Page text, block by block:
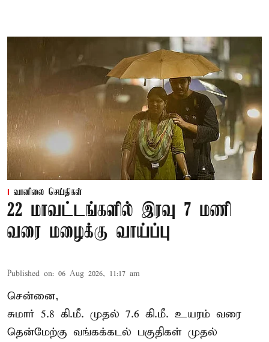
வானிலை செய்திகள்
22 மாவட்டங்களில் இரவு 7 மணி
வரை மழைக்கு வாய்ப்பு
Published on: 06 Aug 2026, 11:17 am
சென்னை,
சுமார் 5.8 கி.மீ. முதல் 7.6 கி.மீ. உயரம் வரை
தென்மேற்கு வங்கக்கடல் பகுதிகள் முதல்